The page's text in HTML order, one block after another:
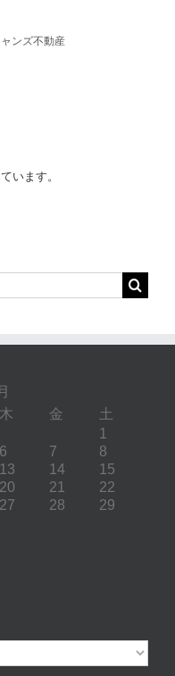
います。
木 金 土
1
6 7
8
13 14
15
20 21
22
27 28
29